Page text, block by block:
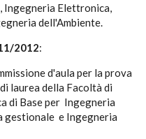
Ingegneria Elettronica,
dell'Ambiente.
2012:
d'aula per la prova
laurea della Facoltà di
di Base per Ingegneria
gestionale e Ingegneria